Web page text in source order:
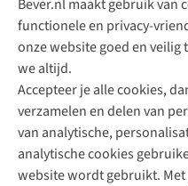
Bever.nl maakt gebruik van
functionele en privacy-
onze website goed en veilig
we altijd.
Accepteer je alle cookies,
verzamelen en delen van
van analytische,
analytische cookies
website wordt gebruikt.
Direct advies van een
+31 (0)85 888 50 88
+31 6 12 28 49 80
Contactformulier